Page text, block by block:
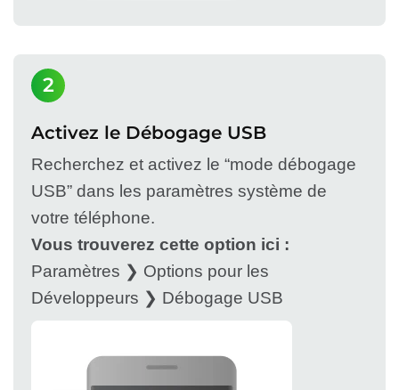
2
Activez le Débogage USB
Recherchez et activez le “mode débogage
USB” dans les paramètres système de
votre téléphone.
Vous trouverez cette option ici :
Paramètres ❯ Options pour les
Développeurs ❯ Débogage USB